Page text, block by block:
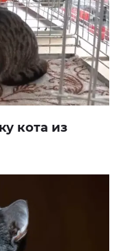
кота из